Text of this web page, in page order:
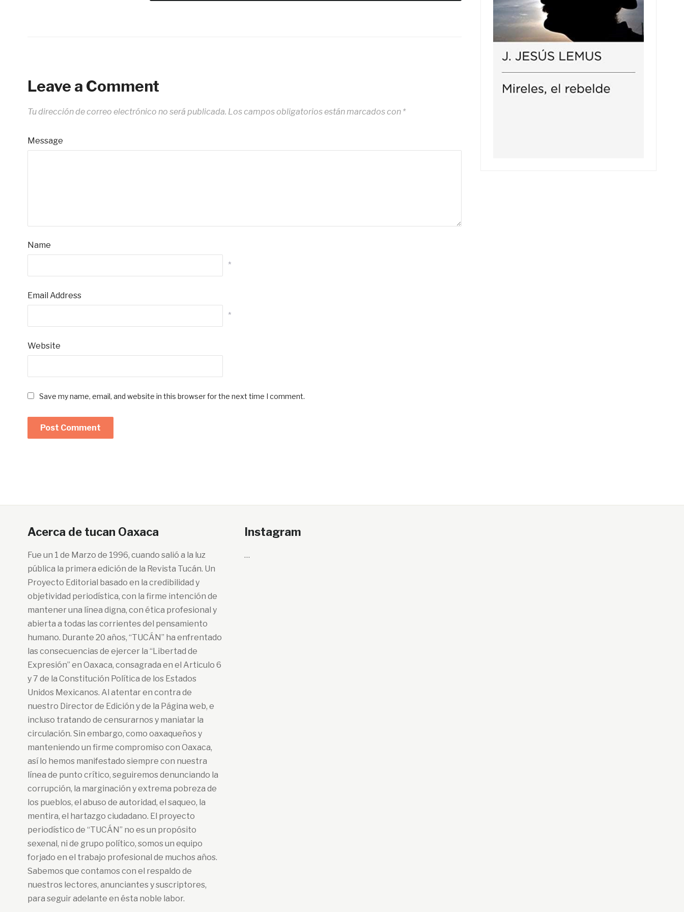
Leave a Comment
Tu dirección de correo electrónico no será publicada. Los campos obligatorios están marcados con *
Message
Name
*
Email Address
*
Website
Save my name, email, and website in this browser for the next time I comment.
Acerca de tucan Oaxaca
Fue un 1 de Marzo de 1996, cuando salió a la luz
pública la primera edición de la Revista Tucán. Un
Proyecto Editorial basado en la credibilidad y
objetividad periodística, con la firme intención de
mantener una línea digna, con ética profesional y
abierta a todas las corrientes del pensamiento
humano. Durante 20 años, “TUCÁN” ha enfrentado
las consecuencias de ejercer la “Libertad de
Expresión” en Oaxaca, consagrada en el Articulo 6
y 7 de la Constitución Política de los Estados
Unidos Mexicanos. Al atentar en contra de
nuestro Director de Edición y de la Página web, e
incluso tratando de censurarnos y maniatar la
circulación. Sin embargo, como oaxaqueños y
manteniendo un firme compromiso con Oaxaca,
así lo hemos manifestado siempre con nuestra
línea de punto crítico, seguiremos denunciando la
corrupción, la marginación y extrema pobreza de
los pueblos, el abuso de autoridad, el saqueo, la
mentira, el hartazgo ciudadano. El proyecto
periodístico de “TUCÁN” no es un propósito
sexenal, ni de grupo político, somos un equipo
forjado en el trabajo profesional de muchos años.
Sabemos que contamos con el respaldo de
nuestros lectores, anunciantes y suscriptores,
para seguir adelante en ésta noble labor.
Instagram
…